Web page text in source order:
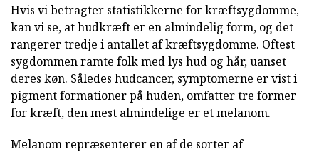
Hvis vi betragter statistikkerne for kræftsygdomme,
kan vi se, at hudkræft er en almindelig form, og det
rangerer tredje i antallet af kræftsygdomme. Oftest
sygdommen ramte folk med lys hud og hår, uanset
deres køn. Således hudcancer, symptomerne er vist i
pigment formationer på huden, omfatter tre former
for kræft, den mest almindelige er et melanom.
Melanom repræsenterer en af de sorter af